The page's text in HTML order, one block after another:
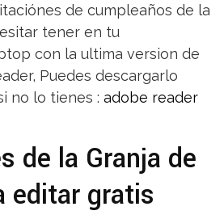
de cumpleaños de la
tener en tu
con la ultima version de
Puedes descargarlo
no lo tienes : adobe reader
de la Granja de
editar gratis